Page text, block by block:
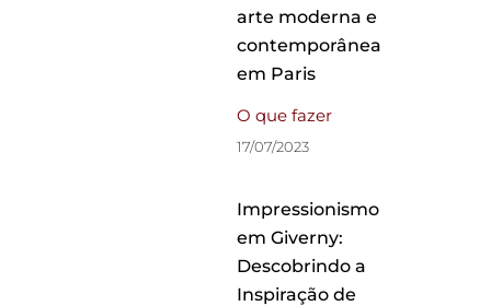
arte moderna e
contemporânea
em Paris
O que fazer
17/07/2023
Impressionismo
em Giverny:
Descobrindo a
Inspiração de